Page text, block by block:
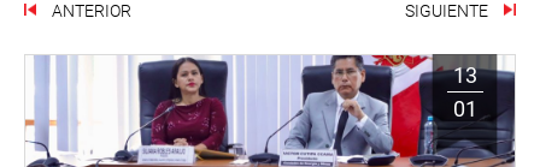
ANTERIOR SIGUIENTE
13
01